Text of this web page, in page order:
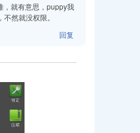
，就有意思，puppy我
然就没权限。
回复